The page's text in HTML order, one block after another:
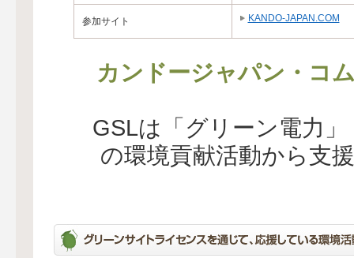
参加サイト KANDO-JAPAN.COM
カンドージャパン・コ
GSLは「グリーン電力
の環境貢献活動から支